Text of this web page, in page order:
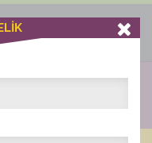
İNDİR